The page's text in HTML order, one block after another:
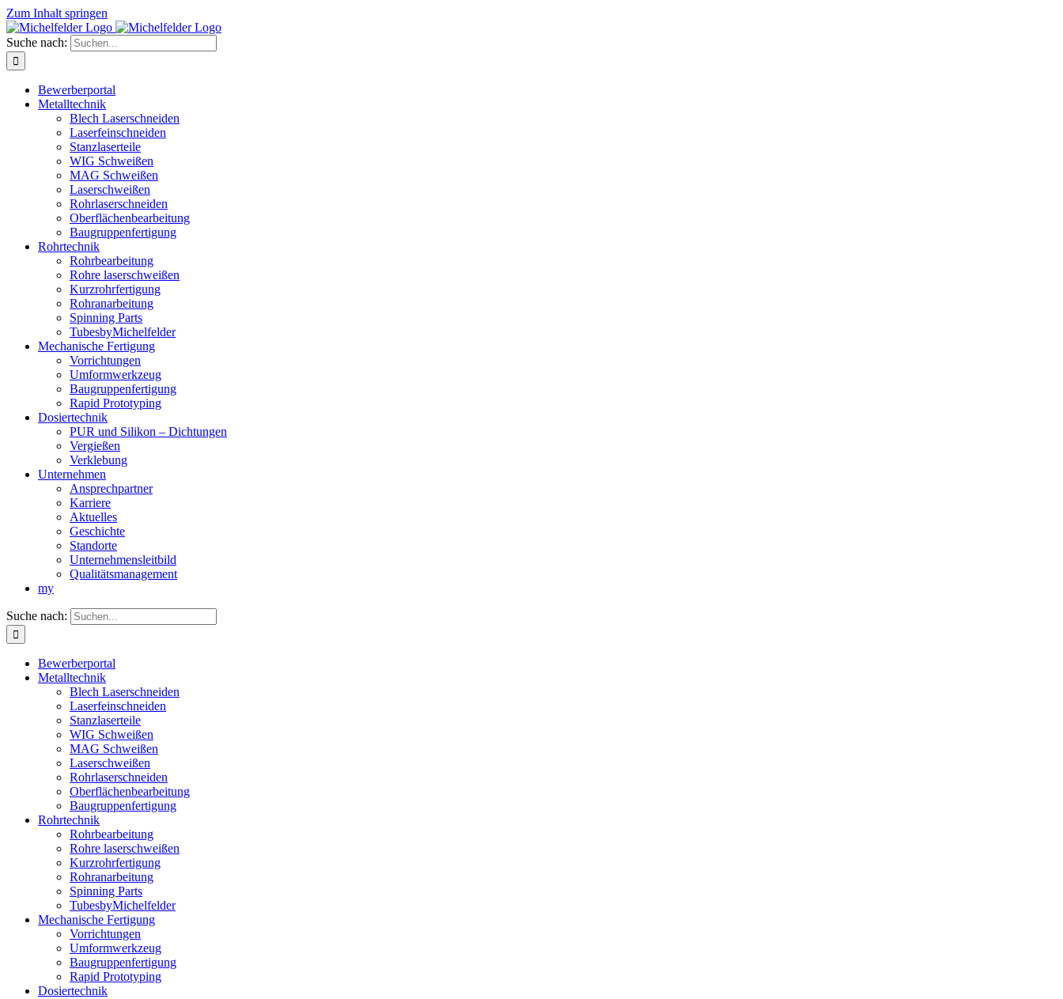
Zum Inhalt springen
Suche nach:
Bewerberportal
Metalltechnik
Blech Laserschneiden
Laserfeinschneiden
Stanzlaserteile
WIG Schweißen
MAG Schweißen
Laserschweißen
Rohrlaserschneiden
Oberflächenbearbeitung
Baugruppenfertigung
Rohrtechnik
Rohrbearbeitung
Rohre laserschweißen
Kurzrohrfertigung
Rohranarbeitung
Spinning Parts
TubesbyMichelfelder
Mechanische Fertigung
Vorrichtungen
Umformwerkzeug
Baugruppenfertigung
Rapid Prototyping
Dosiertechnik
PUR und Silikon – Dichtungen
Vergießen
Verklebung
Unternehmen
Ansprechpartner
Karriere
Aktuelles
Geschichte
Standorte
Unternehmensleitbild
Qualitätsmanagement
my
Suche nach:
Bewerberportal
Metalltechnik
Blech Laserschneiden
Laserfeinschneiden
Stanzlaserteile
WIG Schweißen
MAG Schweißen
Laserschweißen
Rohrlaserschneiden
Oberflächenbearbeitung
Baugruppenfertigung
Rohrtechnik
Rohrbearbeitung
Rohre laserschweißen
Kurzrohrfertigung
Rohranarbeitung
Spinning Parts
TubesbyMichelfelder
Mechanische Fertigung
Vorrichtungen
Umformwerkzeug
Baugruppenfertigung
Rapid Prototyping
Dosiertechnik